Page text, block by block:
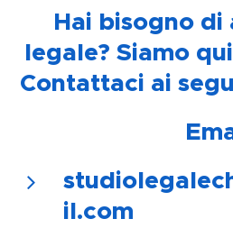
Hai bisogno di
legale? Siamo
Contattaci ai
il.com